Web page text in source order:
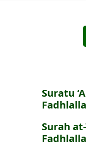
Suratu
Surah